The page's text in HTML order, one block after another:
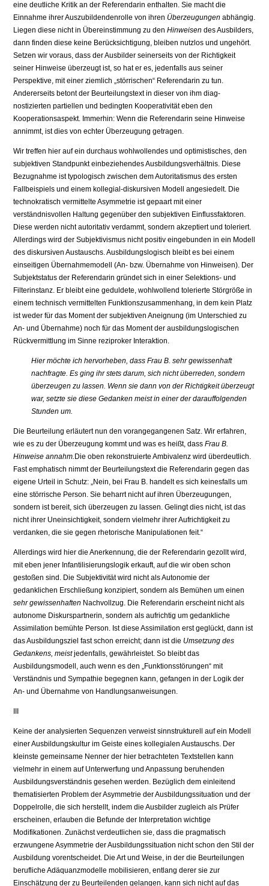
eine deutliche Kritik an der Referendarin enthalten. Sie macht die
Einnahme ihrer Auszubilden­denrolle von ihren Überzeugungen abhängig.
Liegen diese nicht in Überein­stimmung zu den Hinweisen des Ausbilders,
dann finden diese keine Berück­sichtigung, bleiben nutzlos und ungehört.
Setzen wir voraus, dass der Ausbil­der seinerseits von der Richtigkeit
seiner Hinweise überzeugt ist, so hat er es, jedenfalls aus seiner
Perspektive, mit einer ziemlich „störrischen“ Referenda­rin zu tun.
Andererseits betont der Beurteilungstext in dieser von ihm diag­
nostizierten partiellen und bedingten Kooperativität eben den
Kooperations­aspekt. Immerhin: Wenn die Referendarin seine Hinweise
annimmt, ist dies von echter Überzeugung getragen.
Wir treffen hier auf ein durchaus wohlwollendes und optimistisches, den
subjektiven Standpunkt einbeziehendes Ausbildungsverhältnis. Diese
Bezug­nahme ist typologisch zwischen dem Autoritatismus des ersten
Fallbeispiels und einem kollegial-diskursiven Modell angesiedelt. Die
technokratisch ver­mittelte Asymmetrie ist gepaart mit einer
verständnisvollen Haltung gegen­über den subjektiven Einflussfaktoren.
Diese werden nicht autoritativ ver­dammt, sondern akzeptiert und toleriert.
Allerdings wird der Subjektivismus nicht positiv eingebunden in ein Modell
des diskursiven Austauschs. Ausbil­dungslogisch bleibt es bei einem
einseitigen Übernahmemodell (An- bzw. Übernahme von Hinweisen). Der
Subjektstatus der Referendarin gründet sich in einer Selektions- und
Filterinstanz. Er bleibt eine geduldete, wohlwollend tolerierte Störgröße in
einem technisch vermittelten Funktionszusammen­hang, in dem kein Platz
ist weder für das Moment der subjektiven Aneignung (im Unterschied zu
An- und Übernahme) noch für das Moment der ausbil­dungslogischen
Rückvermittlung im Sinne reziproker Interaktion.
Hier möchte ich hervorheben, dass Frau B. sehr gewissenhaft
nachfragte. Es ging ihr stets darum, sich nicht überreden, sondern
überzeugen zu lassen. Wenn sie dann von der Richtigkeit überzeugt
war, setzte sie diese Gedanken meist in einer der darauffolgenden
Stunden um.
Die Beurteilung erläutert nun den vorangegangenen Satz. Wir erfahren,
wie es zu der Überzeugung kommt und was es heißt, dass Frau B.
Hinweise an­nahm. Die oben rekonstruierte Ambivalenz wird überdeutlich.
Fast empha­tisch nimmt der Beurteilungstext die Referendarin gegen das
eigene Urteil in Schutz: „Nein, bei Frau B. handelt es sich keinesfalls um
eine störrische Per­son. Sie beharrt nicht auf ihren Überzeugungen,
sondern ist bereit, sich über­zeugen zu lassen. Gelingt dies nicht, ist das
nicht ihrer Uneinsichtigkeit, son­dern vielmehr ihrer Aufrichtigkeit zu
verdanken, die sie gegen rhetorische Manipulationen feit.“
Allerdings wird hier die Anerkennung, die der Referendarin gezollt wird,
mit eben jener Infantilisierungslogik erkauft, auf die wir oben schon
gestoßen sind. Die Subjektivität wird nicht als Autonomie der
gedanklichen Erschlie­ßung konzipiert, sondern als Bemühen um einen
sehr gewissenhaften Nach­vollzug. Die Referendarin erscheint nicht als
autonome Diskurspartnerin, sondern als aufrichtig um gedankliche
Assimilation bemühte Person. Ist diese Assimilation erst geglückt, dann ist
das Ausbildungsziel fast schon erreicht; dann ist die Umsetzung des
Gedankens, meistjedenfalls, gewährleistet. So bleibt das
Ausbildungsmodell, auch wenn es den „Funktionsstörungen“ mit
Verständnis und Sympathie begegnen kann, gefangen in der Logik der
An- und Übernahme von Handlungsanweisungen.
Keine der analysierten Sequenzen verweist sinnstrukturell auf ein Modell
einer Ausbildungskultur im Geiste eines kollegialen Austauschs. Der
kleinste gemeinsame Nenner der hier betrachteten Textstellen kann
vielmehr in einem auf Unterwerfung und Anpassung beruhenden
Ausbildungsverständnis gese­hen werden. Bezüglich dem einleitend
thematisierten Problem der Asymme­trie der Ausbildungssituation und der
Doppelrolle, die sich herstellt, indem die Ausbilder zugleich als Prüfer
erscheinen, erlauben die Befunde der Inter­pretation wichtige
Modifikationen. Zunächst verdeutlichen sie, dass die pragmatisch
erzwungene Asymmetrie der Ausbildungssituation nicht schon den Stil der
Ausbildung vorentscheidet. Die Art und Weise, in der die Beur­teilungen
berufliche Adäquanzmodelle mobilisieren, entlang derer sie zur
Einschätzung der zu Beurteilenden gelangen, kann sich nicht auf das